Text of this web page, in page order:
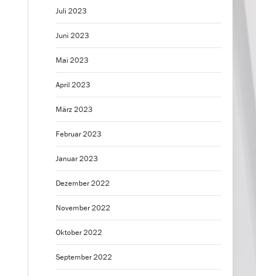
Juli 2023
Juni 2023
Mai 2023
April 2023
März 2023
Februar 2023
Januar 2023
Dezember 2022
November 2022
Oktober 2022
September 2022